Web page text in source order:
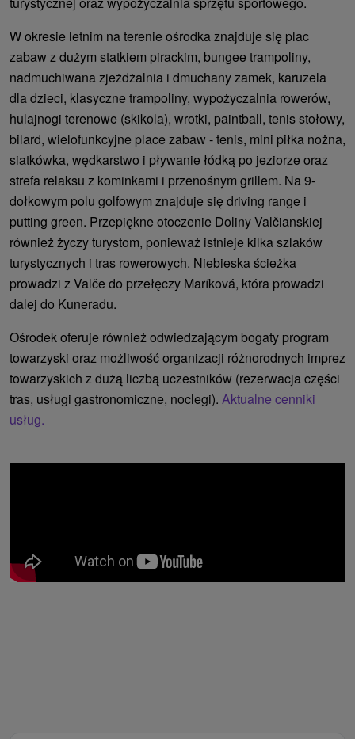
W okresie letnim na terenie ośrodka znajduje się plac
zabaw z dużym statkiem pirackim, bungee trampoliny,
nadmuchiwana zjeżdżalnia i dmuchany zamek, karuzela
dla dzieci, klasyczne trampoliny, wypożyczalnia rowerów,
hulajnogi terenowe (skikola), wrotki, paintball, tenis stołowy,
bilard, wielofunkcyjne place zabaw - tenis, mini piłka nożna,
siatkówka, wędkarstwo i pływanie łódką po jeziorze oraz
strefa relaksu z kominkami i przenośnym grillem. Na 9-
dołkowym polu golfowym znajduje się driving range i
putting green. Przepiękne otoczenie Doliny Valčianskiej
również życzy turystom, ponieważ istnieje kilka szlaków
turystycznych i tras rowerowych. Niebieska ścieżka
prowadzi z Valče do przełęczy Maríková, która prowadzi
dalej do Kuneradu.
Ośrodek oferuje również odwiedzającym bogaty program
towarzyski oraz możliwość organizacji różnorodnych imprez
towarzyskich z dużą liczbą uczestników (rezerwacja części
tras, usługi gastronomiczne, noclegi). Aktualne cenniki
usług.